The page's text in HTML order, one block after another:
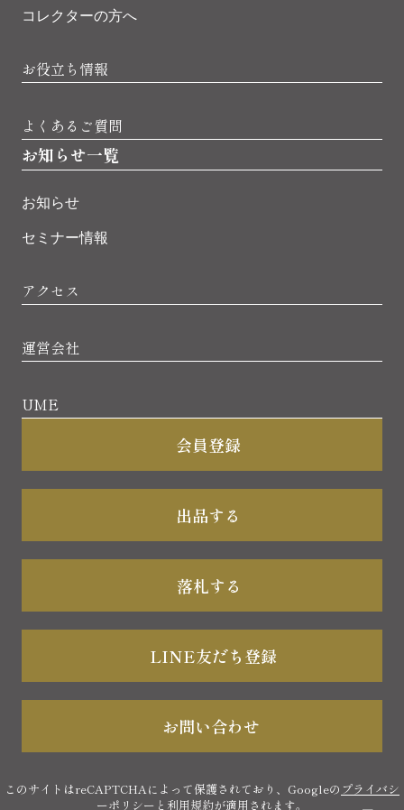
コレクターの方へ
お役立ち情報
よくあるご質問
お知らせ一覧
お知らせ
セミナー情報
アクセス
運営会社
UME
会員登録
出品する
落札する
LINE友だち登録
お問い合わせ
このサイトはreCAPTCHAによって保護されており、Googleの プライバシ
ーポリシー と 利用規約が適用されます。